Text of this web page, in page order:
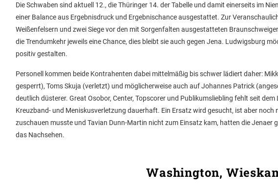
Die Schwaben sind aktuell 12., die Thüringer 14. der Tabelle und damit einerseits im
einer Balance aus Ergebnisdruck und Ergebnischance ausgestattet. Zur
Weißenfelsern und zwei Siege vor den mit Sorgenfalten ausgestatteten
die Trendumkehr jeweils eine Chance, dies bleibt sie auch gegen Jena. Ludwigsburg
positiv gestalten.
Personell kommen beide Kontrahenten dabei mittelmäßig bis schwer lädiert daher:
gesperrt), Toms Skuja (verletzt) und möglicherweise auch auf Johannes Patrick
deutlich düsterer. Great Osobor, Center, Topscorer und Publikumsliebling fehlt seit
Kreuzband- und Meniskusverletzung dauerhaft. Ein Ersatz wird gesucht, ist aber
zuschauen musste und Tavian Dunn-Martin nicht zum Einsatz kam, hatten die Jenaer
das Nachsehen.
Washington,